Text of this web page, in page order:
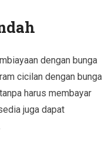
dengan bunga
cicilan dengan bunga
harus membayar
juga dapat